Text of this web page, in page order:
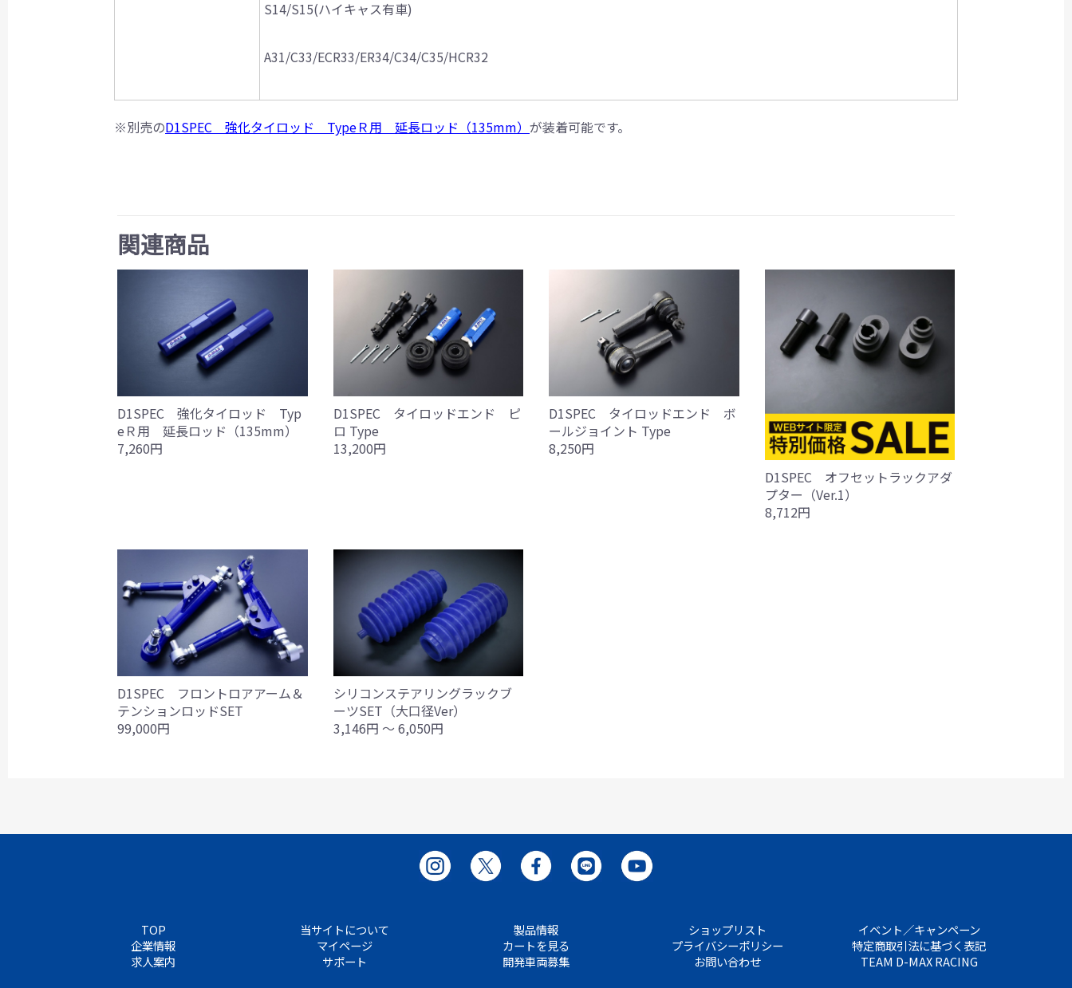
S14/S15(ハイキャス有車)
A31/C33/ECR33/ER34/C34/C35/HCR32
※別売のD1SPEC 強化タイロッド TypeＲ用 延長ロッド（135mm） が装着可能です。
関連商品
D1SPEC 強化タイロッド Typ
eＲ用 延長ロッド（135mm）
7,260円
D1SPEC タイロッドエンド ピ
ロ Type
13,200円
D1SPEC タイロッドエンド ボ
ールジョイント Type
8,250円
D1SPEC オフセットラックアダ
プター（Ver.1）
8,712円
D1SPEC フロントロアアーム＆
テンションロッドSET
99,000円
シリコンステアリングラックブ
ーツSET（大口径Ver）
3,146円 ～ 6,050円
TOP 当サイトについて 製品情報 ショップリスト
イベント／キャンペーン
企業情報
マイページ カートを見る プライバシーポリシー
特定商取引法に基づく表記
求人案内
サポート 開発車両募集 お問い合わせ TEAM D-MAX RACING